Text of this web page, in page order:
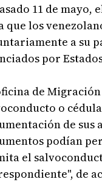
11 de mayo,
que los
a su
por
de
o
de sus
podían
el
de